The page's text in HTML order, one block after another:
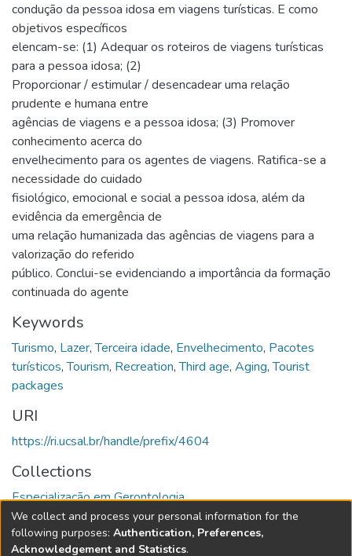
condução da pessoa idosa em viagens turísticas. E como
objetivos específicos
elencam-se: (1) Adequar os roteiros de viagens turísticas
para a pessoa idosa; (2)
Proporcionar / estimular / desencadear uma relação
prudente e humana entre
agências de viagens e a pessoa idosa; (3) Promover
conhecimento acerca do
envelhecimento para os agentes de viagens. Ratifica-se a
necessidade do cuidado
fisiológico, emocional e social a pessoa idosa, além da
evidência da emergência de
uma relação humanizada das agências de viagens para a
valorização do referido
público. Conclui-se evidenciando a importância da formação
continuada do agente
Keywords
Turismo, Lazer,Terceira idade, Envelhecimento, Pacotes
turísticos,Tourism, Recreation,Third age, Aging,Tourist
packages
URI
https://ri.ucsal.br/handle/prefix/4604
Collections
Especialização em Gerontologia
Full item page
We collect and process your personal information for the
following purposes: Authentication, Preferences,
Acknowledgement and Statistics.